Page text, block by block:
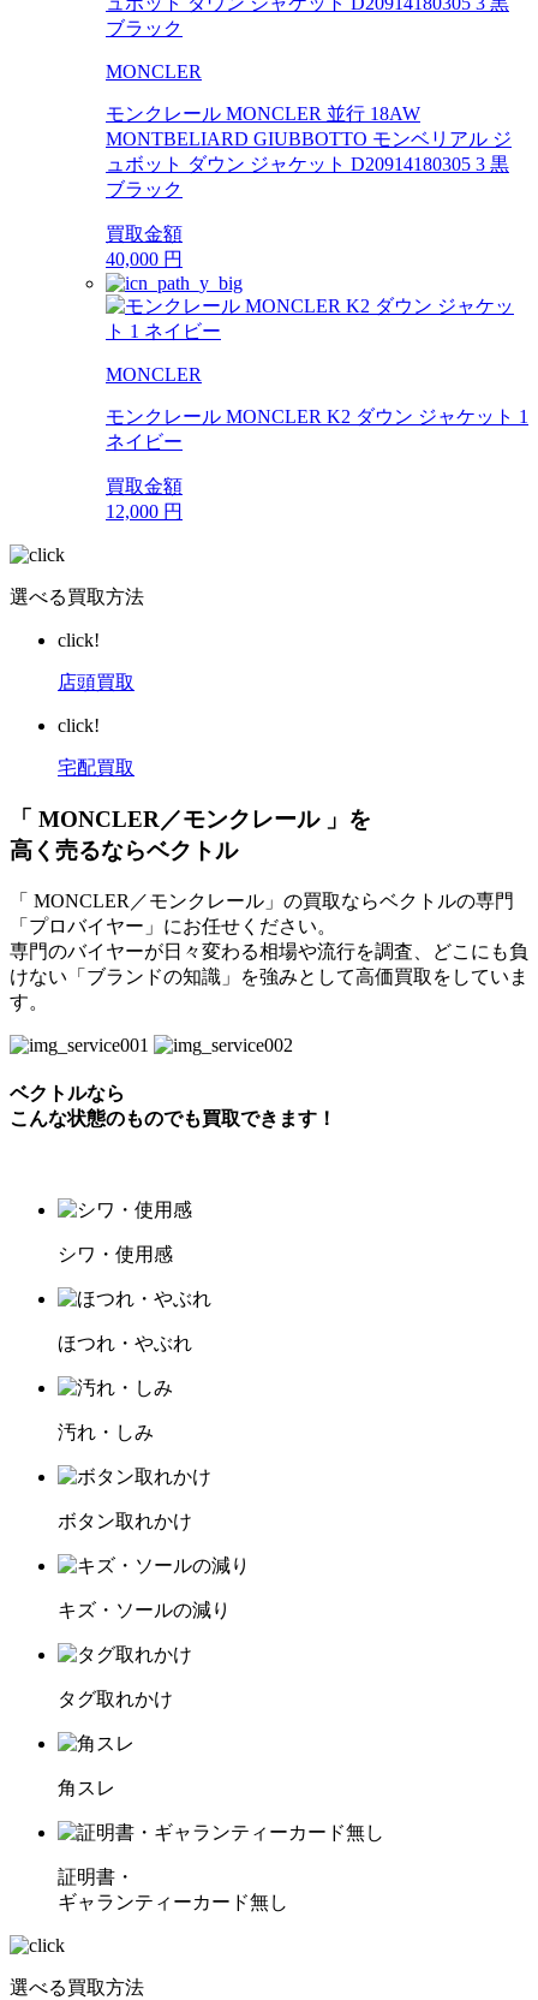
MONCLER
モンクレール MONCLER 並行 18AW
MONTBELIARD GIUBBOTTO モンベリアル ジ
ュボット ダウン ジャケット D20914180305 3 黒
ブラック
買取金額
40,000 円
MONCLER
モンクレール MONCLER K2 ダウン ジャケット 1
ネイビー
買取金額
12,000 円
選べる買取方法
click!
店頭買取
click!
宅配買取
「 MONCLER／モンクレール 」を
高く売るならベクトル
「 MONCLER／モンクレール」の買取ならベクトルの専門
「プロバイヤー」にお任せください。
専門のバイヤーが日々変わる相場や流行を調査、どこにも負
けない「ブランドの知識」を強みとして高価買取をしていま
す。
ベクトルなら
こんな状態のものでも買取できます！
シワ・使用感
ほつれ・やぶれ
汚れ・しみ
ボタン取れかけ
キズ・ソールの減り
タグ取れかけ
角スレ
証明書・
ギャランティーカード無し
選べる買取方法